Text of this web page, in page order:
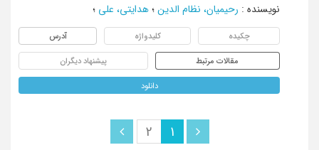
نویسنده : رحیمیان، نظام الدین ؛ هدایتی، علی ؛
چکیده کلیدواژه آدرس
مقالات مرتبط پیشنهاد دیگران
دانلود
1
2